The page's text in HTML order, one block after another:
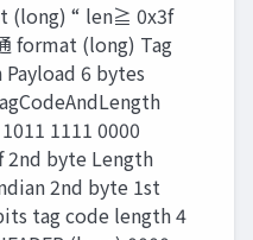
(long) “ len≧ 0x3f
format (long) Tag
6 bytes
1111 0000
2nd byte Length
2nd byte 1st
tag code length 4